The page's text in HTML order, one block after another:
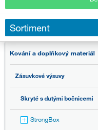
Sortiment
Kování a doplňkový materiál
Zásuvkové výsuvy
Skryté s dutými bočnicemi
StrongBox